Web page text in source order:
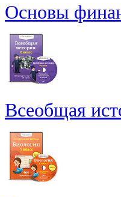
Основы
Всеобщая